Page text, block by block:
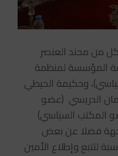
من محند العنصر
المؤسسة لمنظمة
وحكيمة الحيطي
الدريسي (عضو
المكتب السياسي)
فضلا عن بعض
لتتبع وإطلاع الأمين